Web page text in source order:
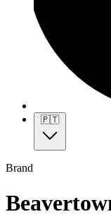
🇵🇹
Brand